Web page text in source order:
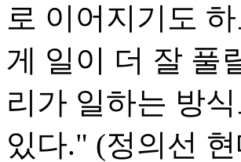
로 이어지기도
게 일이 더 잘 풀
리가 일하는 방
있다." (정의선